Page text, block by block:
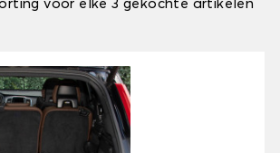
voor elke 3 gekochte artikelen